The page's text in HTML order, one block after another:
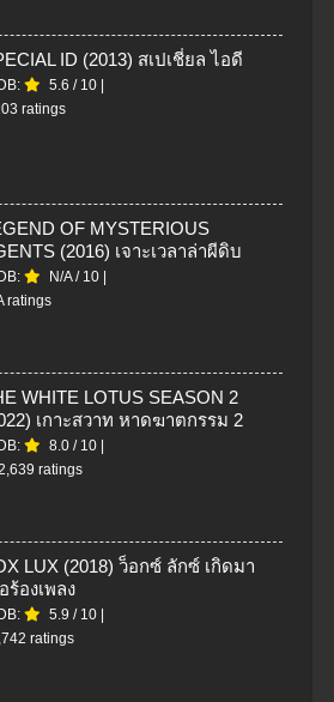
ID (2013) สเปเชี่ยล ไอดี
5.6 / 10
ratings
OF MYSTERIOUS
(2016) เจาะเวลาล่าผีดิบ
N/A/ 10
ratings
WHITE LOTUS SEASON 2
เกาะสวาท หาดฆาตกรรม 2
8.0 / 10
ratings
LUX (2018) ว็อกซ์ ลักซ์ เกิดมา
ร้องเพลง
5.9 / 10
ratings